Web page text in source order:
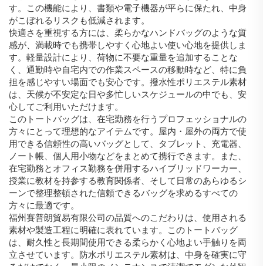
す。この機能により、書類や電子機器が平らに保たれ、中身
がこぼれるリスクも低減されます。
快適さを重視する方には、柔らかなハンドバッグのような質
感が、満載時でも携帯しやすく心地よい使い心地を提供しま
す。軽量設計により、荷物に不要な重量を追加することな
く、通勤時や自宅内での作業スペースの移動時など、特に負
担を感じやすい場面でも安心です。撥水性ポリエステル素材
は、天候が不安定な日や多忙しいスケジュールの中でも、安
心してご利用いただけます。
このトートバッグは、在宅勤務を行うプロフェッショナルの
方々にとって理想的なアイテムです。屋内・屋外の両方で使
用できる信頼性の高いバッグとして、タブレット、充電器、
ノート帳、個人用小物などをまとめて携行できます。また、
在宅勤務とオフィス勤務を併用するハイブリッドワーカー、
授業に教材を持参する教育関係者、そして日常のあらゆるシ
ーンで整理整頓された信頼できるバッグを求めるすべての
方々に最適です。
福州賽普朗貿易有限公司の品質へのこだわりは、使用される
素材や製造工程に明確に表れています。このトートバッグ
は、耐久性と長期間使用できる柔らかく心地よい手触りを両
立させています。防水ポリエステル素材は、中身を確実に守